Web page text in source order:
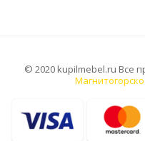
© 2020 kupilmebel.ru Все